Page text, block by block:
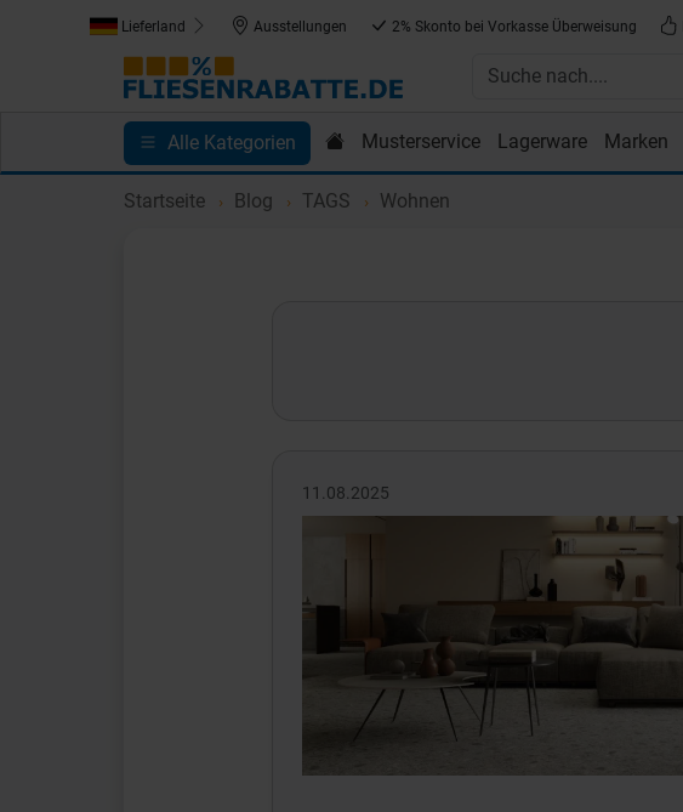
Lieferland Ausstellungen 2% Skonto bei Vorkasse Überweisung
Alle Kategorien Musterservice Lagerware Marken
Kundenprojekte Blog Einkaufen bei Fliesenrabatte.de
Startseite Blog TAGS Wohnen
11.08.2025